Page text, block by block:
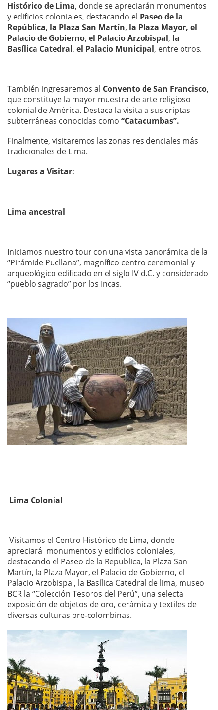
Histórico de Lima, donde se apreciarán monumentos
y edificios coloniales, destacando el Paseo de la
República, la Plaza San Martín, la Plaza Mayor, el
Palacio de Gobierno, el Palacio Arzobispal, la
Basílica Catedral, el Palacio Municipal, entre otros.
También ingresaremos al Convento de San Francisco,
que constituye la mayor muestra de arte religioso
colonial de América. Destaca la visita a sus criptas
subterráneas conocidas como “Catacumbas”.
Finalmente, visitaremos las zonas residenciales más
tradicionales de Lima.
Lugares a Visitar:
Lima ancestral
Iniciamos nuestro tour con una vista panorámica de la
“Pirámide Pucllana”, magnífico centro ceremonial y
arqueológico edificado en el siglo IV d.C. y considerado
“pueblo sagrado” por los Incas.
Lima Colonial
Visitamos el Centro Histórico de Lima, donde
apreciará monumentos y edificios coloniales,
destacando el Paseo de la Republica, la Plaza San
Martín, la Plaza Mayor, el Palacio de Gobierno, el
Palacio Arzobispal, la Basílica Catedral de lima, museo
BCR la “Colección Tesoros del Perú”, una selecta
exposición de objetos de oro, cerámica y textiles de
diversas culturas pre-colombinas.